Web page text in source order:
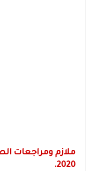
ملازم ومراجعات
2020.